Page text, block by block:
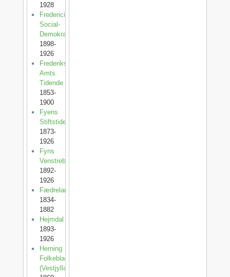
1928
Fredericia
Social-
Demokrat
1898-
1926
Frederiksborg
Amts
Tidende
1853-
1900
Fyens
Stiftstidende
1873-
1926
Fyns
Venstreblad
1892-
1926
Fædrelandet
1834-
1882
Hejmdal
1893-
1926
Herning
Folkeblad
(Vestjylland)